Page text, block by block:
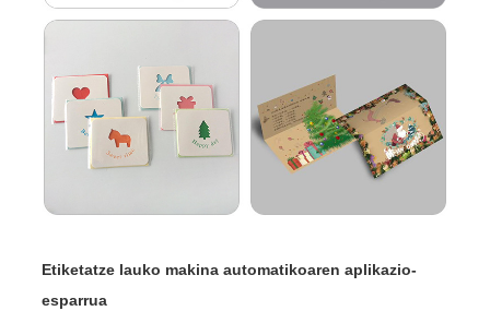
Etiketatze lauko makina automatikoaren aplikazio-
esparrua